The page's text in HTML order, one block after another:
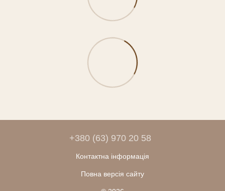
+380 (63) 970 20 58
Контактна інформація
Повна версія сайту